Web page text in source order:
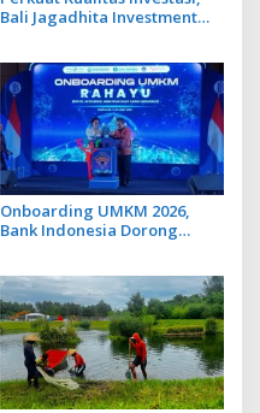
Bali Jagadhita Investment
Investor
Onboarding UMKM 2026,
Bank Indonesia Dorong